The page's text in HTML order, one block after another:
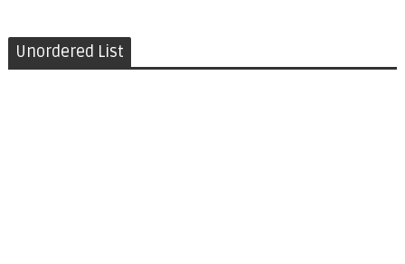
Unordered List